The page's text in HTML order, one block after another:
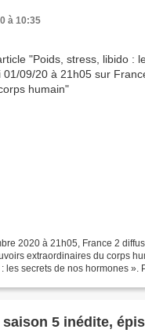
à 10:35
2020 à 21h05, France 2
extraordinaires du corps
les secrets de nos hormones ».
5 inédite,